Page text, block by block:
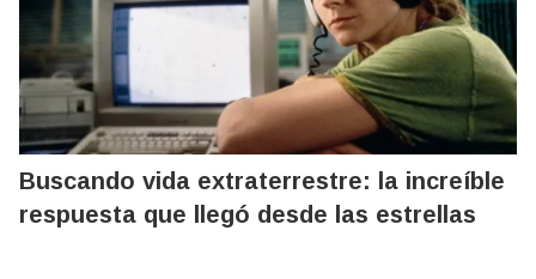
Buscando vida extraterrestre: la increíble
respuesta que llegó desde las estrellas